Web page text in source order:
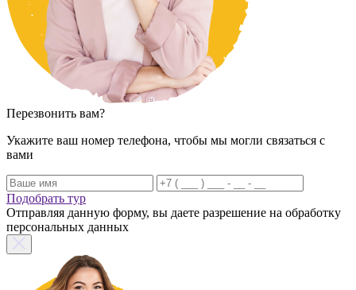
Перезвонить вам?
Укажите ваш номер телефона, чтобы мы могли связаться с
вами
Подобрать тур
Отправляя данную форму, вы даете разрешение на обработку
персональных данных